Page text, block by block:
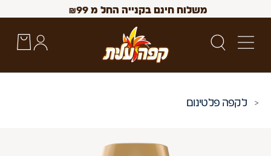
משלוח חינם בקנייה החל מ ₪99
קפה פלטינום